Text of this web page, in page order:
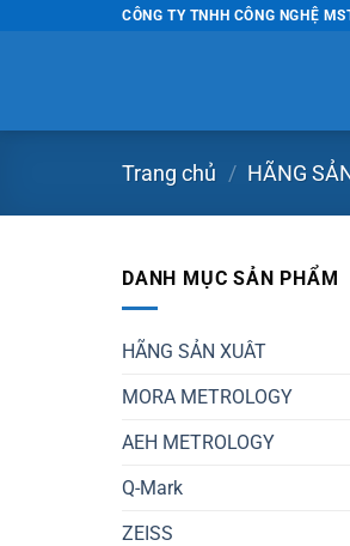
CÔNG TY TNHH CÔNG NGHỆ
Trang chủ / HÃNG
DANH MỤC SẢN PHẨM
HÃNG SẢN XUÂT
MORA METROLOGY
AEH METROLOGY
Q-Mark
ZEISS